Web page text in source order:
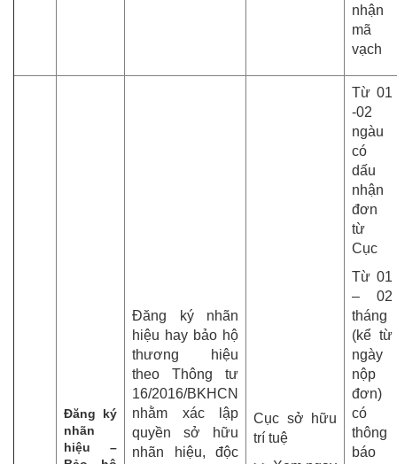
nhận
mã
vạch
Đăng ký
nhãn
hiệu –
Đăng ký nhãn
hiệu hay bảo hộ
thương hiệu
theo Thông tư
16/2016/BKHCN
nhằm xác lập
quyền sở hữu
nhãn hiệu, độc
Cục sở hữu
trí tuệ
Từ 01
-02
ngàu
có
dấu
nhận
đơn
từ
Cục
Từ 01
– 02
tháng
(kể từ
ngày
nộp
đơn)
có
thông
báo